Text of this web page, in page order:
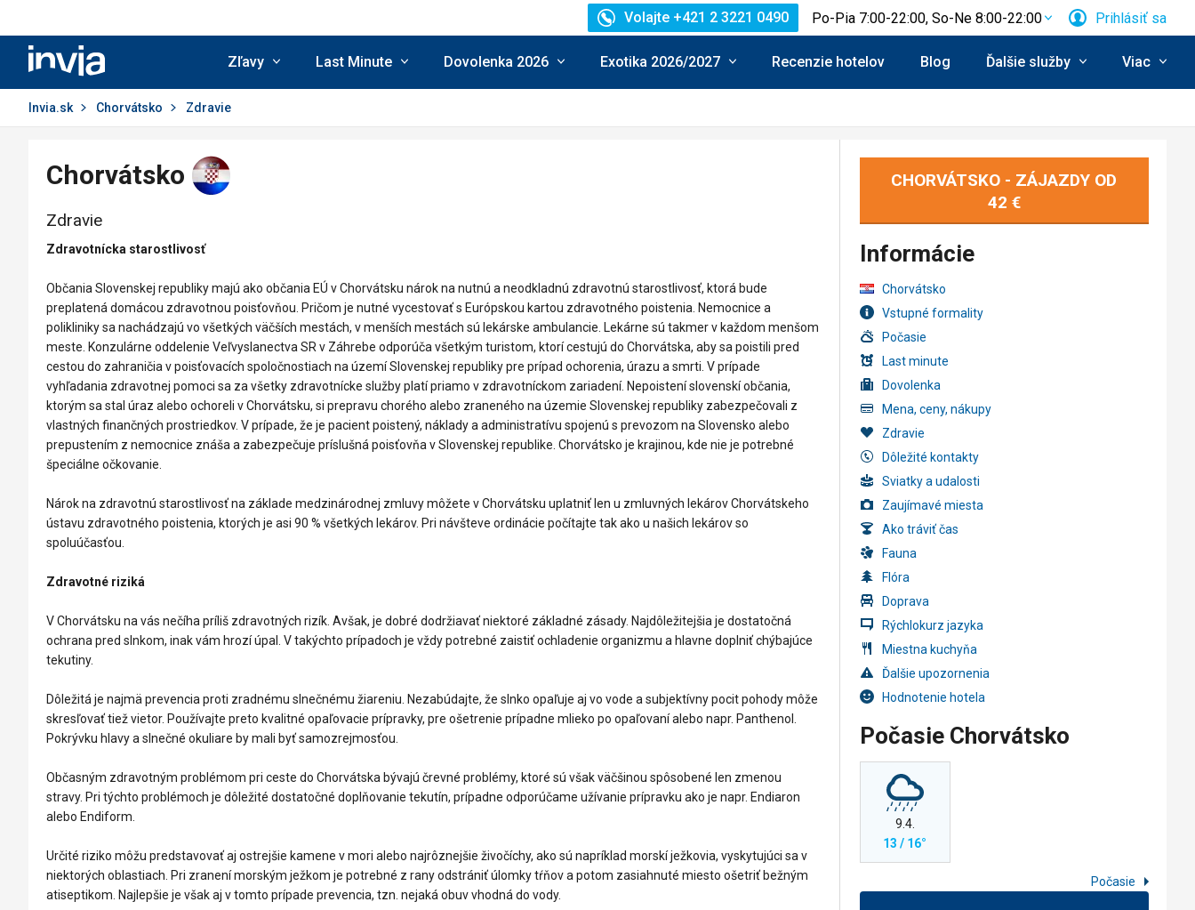
Invia.sk
Volajte +421 2 3221 0490 Po-Pia 7:00-22:00, So-Ne 8:00-22:00 Prihlásiť sa
Zľavy Last Minute Dovolenka 2026 Exotika 2026/2027 Recenzie hotelov Blog Ďalšie služby Viac
Invia.sk Chorvátsko Zdravie
Chorvátsko
Zdravie
Zdravotnícka starostlivosť
Občania Slovenskej republiky majú ako občania EÚ v Chorvátsku nárok na nutnú a neodkladnú zdravotnú starostlivosť, ktorá bude
preplatená domácou zdravotnou poisťovňou. Pričom je nutné vycestovať s Európskou kartou zdravotného poistenia. Nemocnice a
polikliniky sa nachádzajú vo všetkých väčších mestách, v menších mestách sú lekárske ambulancie. Lekárne sú takmer v každom menšom
meste. Konzulárne oddelenie Veľvyslanectva SR v Záhrebe odporúča všetkým turistom, ktorí cestujú do Chorvátska, aby sa poistili pred
cestou do zahraničia v poisťovacích spoločnostiach na území Slovenskej republiky pre prípad ochorenia, úrazu a smrti. V prípade
vyhľadania zdravotnej pomoci sa za všetky zdravotnícke služby platí priamo v zdravotníckom zariadení. Nepoistení slovenskí občania,
ktorým sa stal úraz alebo ochoreli v Chorvátsku, si prepravu chorého alebo zraneného na územie Slovenskej republiky zabezpečovali z
vlastných finančných prostriedkov. V prípade, že je pacient poistený, náklady a administratívu spojenú s prevozom na Slovensko alebo
prepustením z nemocnice znáša a zabezpečuje príslušná poisťovňa v Slovenskej republike. Chorvátsko je krajinou, kde nie je potrebné
špeciálne očkovanie.
Nárok na zdravotnú starostlivosť na základe medzinárodnej zmluvy môžete v Chorvátsku uplatniť len u zmluvných lekárov Chorvátskeho
ústavu zdravotného poistenia, ktorých je asi 90 % všetkých lekárov. Pri návšteve ordinácie počítajte tak ako u našich lekárov so
spoluúčasťou.
Zdravotné riziká
V Chorvátsku na vás nečíha príliš zdravotných rizík. Avšak, je dobré dodržiavať niektoré základné zásady. Najdôležitejšia je dostatočná
ochrana pred slnkom, inak vám hrozí úpal. V takýchto prípadoch je vždy potrebné zaistiť ochladenie organizmu a hlavne doplniť chýbajúce
tekutiny.
Dôležitá je najmä prevencia proti zradnému slnečnému žiareniu. Nezabúdajte, že slnko opaľuje aj vo vode a subjektívny pocit pohody môže
skresľovať tiež vietor. Používajte preto kvalitné opaľovacie prípravky, pre ošetrenie prípadne mlieko po opaľovaní alebo napr. Panthenol.
Pokrývku hlavy a slnečné okuliare by mali byť samozrejmosťou.
Občasným zdravotným problémom pri ceste do Chorvátska bývajú črevné problémy, ktoré sú však väčšinou spôsobené len zmenou
stravy. Pri týchto problémoch je dôležité dostatočné doplňovanie tekutín, prípadne odporúčame užívanie prípravku ako je napr. Endiaron
alebo Endiform.
Určité riziko môžu predstavovať aj ostrejšie kamene v mori alebo najrôznejšie živočíchy, ako sú napríklad morskí ježkovia, vyskytujúci sa v
niektorých oblastiach. Pri zranení morským ježkom je potrebné z rany odstrániť úlomky tŕňov a potom zasiahnuté miesto ošetriť bežným
atiseptikom. Najlepšie je však aj v tomto prípade prevencia, tzn. nejaká obuv vhodná do vody.
CHORVÁTSKO - ZÁJAZDY OD
42 €
Informácie
Chorvátsko
Vstupné formality
Počasie
Last minute
Dovolenka
Mena, ceny, nákupy
Zdravie
Dôležité kontakty
Sviatky a udalosti
Zaujímavé miesta
Ako tráviť čas
Fauna
Flóra
Doprava
Rýchlokurz jazyka
Miestna kuchyňa
Ďalšie upozornenia
Hodnotenie hotela
Počasie Chorvátsko
9.4.
13 / 16°
Počasie